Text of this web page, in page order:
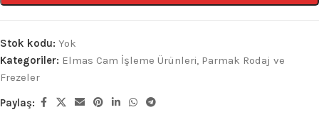
Stok kodu: Yok
Kategoriler: Elmas Cam İşleme Ürünleri, Parmak Rodaj ve
Frezeler
Paylaş: